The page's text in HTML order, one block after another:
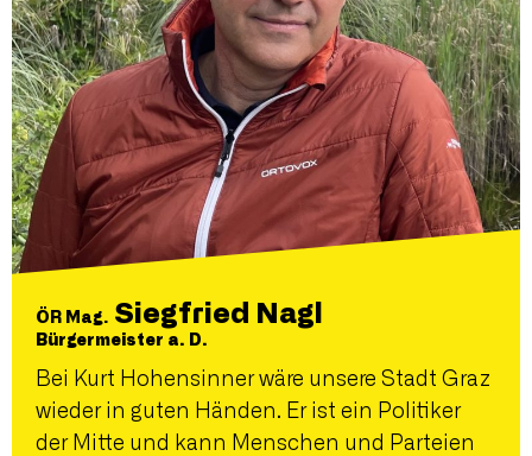
ÖR Mag. Siegfried Nagl
Bürgermeister a. D.
Bei Kurt Hohensinner wäre unsere Stadt Graz
wieder in guten Händen. Er ist ein Politiker
der Mitte und kann Menschen und Parteien